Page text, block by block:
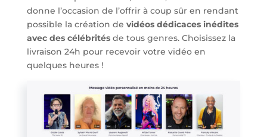
donne l’occasion de l’offrir à coup sûr en rendant
possible la création de vidéos dédicaces inédites
avec des célébritésde tous genres. Choisissez la
livraison 24h pour recevoir votre vidéo en
quelques heures !